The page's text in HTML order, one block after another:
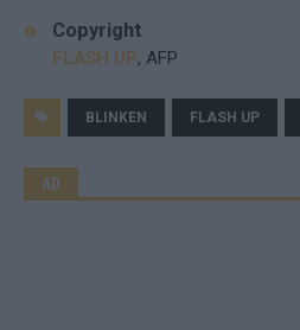
Copyright
FLASH UP, AFP
BLINKEN FLASH UP
AD